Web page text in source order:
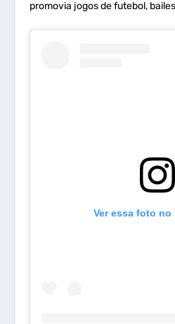
promovia jogos de futebol,
Ver essa foto no